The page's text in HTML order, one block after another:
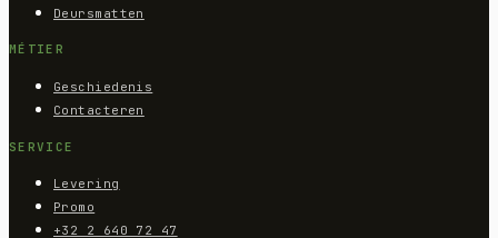
Deursmatten
MÉTIER
Geschiedenis
Contacteren
SERVICE
Levering
Promo
+32 2 640 72 47